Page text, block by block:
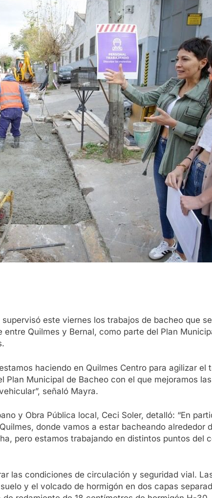
este viernes los trabajos de bacheo que
Quilmes y Bernal, como parte del Plan
haciendo en Quilmes Centro para agilizar
Plan Municipal de Bacheo con el que mejoramos
señaló Mayra.
y Obra Pública local, Ceci Soler, detalló: “En
donde vamos a estar bacheando alrededor
pero estamos trabajando en distintos puntos del
las condiciones de circulación y seguridad vial.
y el volcado de hormigón en dos capas